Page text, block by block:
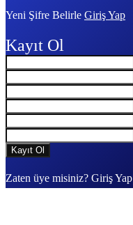
Yeni Şifre Belirle Giriş Yap
Kayıt Ol
Zaten üye misiniz? Giriş Yap